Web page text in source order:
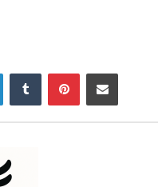
LinkedInTumblr PinterestShare via Email